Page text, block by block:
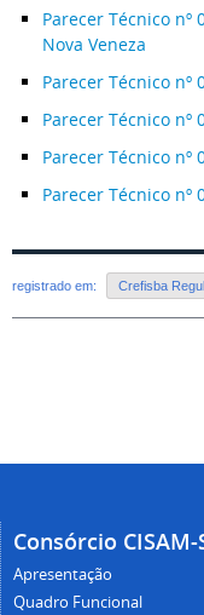
Parecer Técnico nº
Nova Veneza
Parecer Técnico nº
Parecer Técnico nº
Parecer Técnico nº
Parecer Técnico nº
registrado em: Crefisba
Consórcio CISAM-
Apresentação
Quadro Funcional